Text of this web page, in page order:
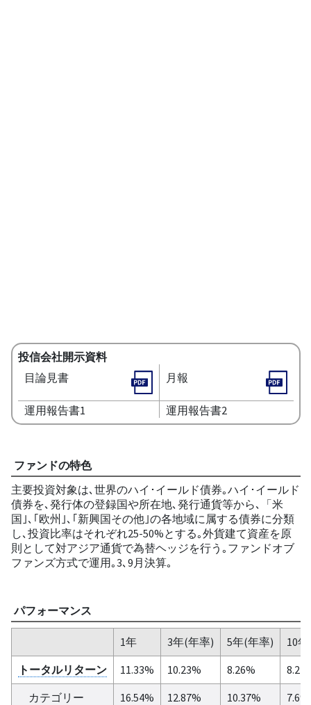
投信会社開示資料
目論見書
月報
運用報告書1 運用報告書2
ファンドの特色
主要投資対象は､世界のハイ･イールド債券｡ハイ･イールド
債券を､発行体の登録国や所在地､発行通貨等から､「米
国｣､｢欧州｣､｢新興国その他｣の各地域に属する債券に分類
し､投資比率はそれぞれ25-50%とする｡外貨建て資産を原
則として対アジア通貨で為替ヘッジを行う｡ファンドオブ
ファンズ方式で運用｡3､9月決算｡
パフォーマンス
1年 3年(年率) 5年(年率)
10
トータルリターン
11.33% 10.23% 8.26%
カテゴリー
16.54% 12.87% 10.37%
7.6%